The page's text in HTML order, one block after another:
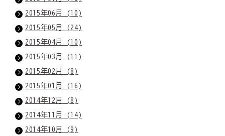
2015年06月 (10)
2015年05月 (24)
2015年04月 (10)
2015年03月 (11)
2015年02月 (8)
2015年01月 (16)
2014年12月 (8)
2014年11月 (14)
2014年10月 (9)